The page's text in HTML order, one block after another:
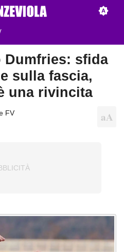
Dumfries: sfida
sulla fascia,
una rivincita
FV